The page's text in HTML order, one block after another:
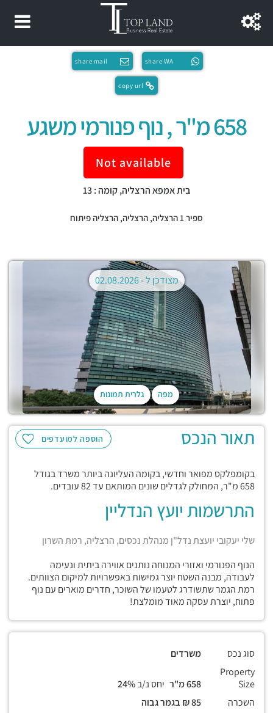
share WA
share mail
copy url
658 מ"ר , נוף פנורמי משגע
Not available
בית אמפא הרצליה, קומה : 13
ספיר 1 הרצליה, הרצליה, הרצליה פיתוח
מפה גלרית תמונות
מצודכן ל -02.08.2026
הוספה למועדפים תאור הנכס
בקומפלקס מפואר וחדשי, בקומה העליונה ביותר משרד בגודל
658 מ"ר, המחולק לגדלים שונים המותאם עד 82 עובדים.
התרשמות יועץ הנדליין
שלי יעקובי יועצת נדל"ן מנהלת נכסים, הרצליה, רמת השרון
הנוף הפנורמי ואזורי המנוחה נותנים אווירה ביתית ונעימה
לעבודה, מבנה השטח יוצר גמישות באפשרויות למיקום הצוותים.
רמת הגמר שתשודרג לטעמו של השוכר, חדרים מוארים עם נוף
פתוח, יוצרת עסקה מאוד מומלצת!
סוג נכס
משרדים
Property
Size
יחס נ/ב
השכרה